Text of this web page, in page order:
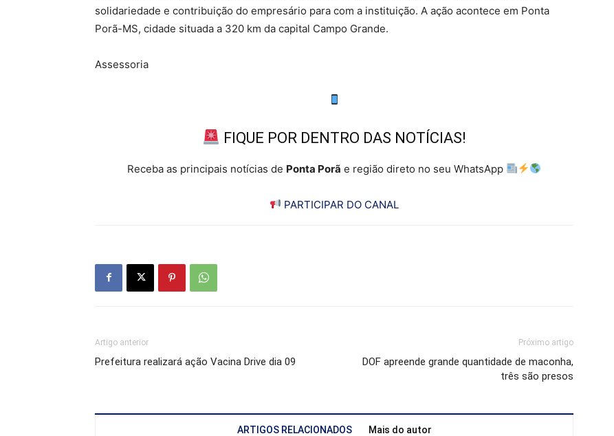
solidariedade e contribuição do empresário para com a instituição. A ação acontece em Ponta
Porã-MS, cidade situada a 320 km da capital Campo Grande.
Assessoria
FIQUE POR DENTRO DAS NOTÍCIAS!
Receba as principais notícias de Ponta Porã e região direto no seu WhatsApp
PARTICIPAR DO CANAL
Artigo anterior
Prefeitura realizará ação Vacina Drive dia 09
Próximo artigo
DOF apreende grande quantidade de maconha,
três são presos
ARTIGOS RELACIONADOS Mais do autor